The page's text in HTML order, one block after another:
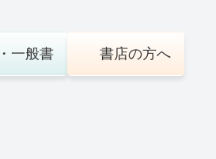
一般書 書店の方へ